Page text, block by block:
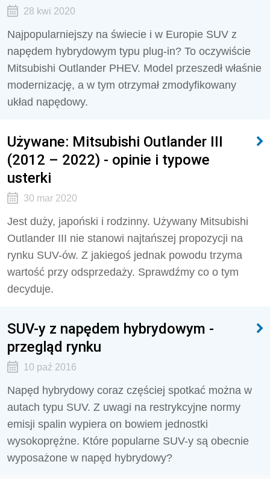
28 kwi 2020
Najpopularniejszy na świecie i w Europie SUV z
napędem hybrydowym typu plug-in? To oczywiście
Mitsubishi Outlander PHEV. Model przeszedł właśnie
modernizację, a w tym otrzymał zmodyfikowany
układ napędowy.
Używane: Mitsubishi Outlander III
(2012 – 2022) - opinie i typowe
usterki
30 mar 2020
Jest duży, japoński i rodzinny. Używany Mitsubishi
Outlander III nie stanowi najtańszej propozycji na
rynku SUV-ów. Z jakiegoś jednak powodu trzyma
wartość przy odsprzedaży. Sprawdźmy co o tym
decyduje.
SUV-y z napędem hybrydowym -
przegląd rynku
10 paź 2016
Napęd hybrydowy coraz częściej spotkać można w
autach typu SUV. Z uwagi na restrykcyjne normy
emisji spalin wypiera on bowiem jednostki
wysokoprężne. Które popularne SUV-y są obecnie
wyposażone w napęd hybrydowy?